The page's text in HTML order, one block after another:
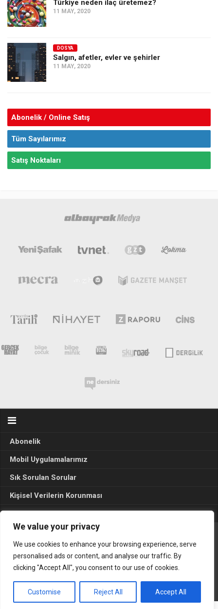
We value your privacy
We use cookies to enhance your browsing experience, serve
personalised ads or content, and analyse our traffic. By
clicking "Accept All", you consent to our use of cookies.
Customise Reject All Accept All
Türkiye neden ilaç üretemez?
11 MAY, 2020
DOSYA
Salgın, afetler, evler ve şehirler
11 MAY, 2020
Abonelik / Online Satış
Tüm Sayılarımız
Satış Noktaları
Abonelik
Mobil Uygulamalarımız
Sık Sorulan Sorular
Kişisel Verilerin Korunması
Seçim Sonuçları 2024
Gerçek Hayat © 2015. Her hakkı sakldır.